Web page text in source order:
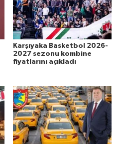
Karşıyaka Basketbol 2026-
2027 sezonu kombine
fiyatlarını açıkladı